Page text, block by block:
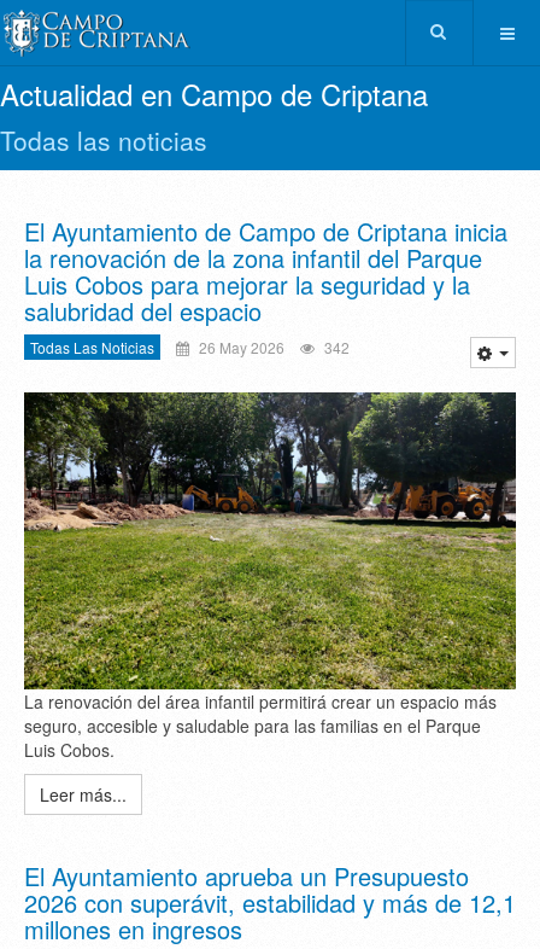
Actualidad en Campo de Criptana
Todas las noticias
El Ayuntamiento de Campo de Criptana inicia
la renovación de la zona infantil del Parque
Luis Cobos para mejorar la seguridad y la
salubridad del espacio
Todas Las Noticias 26 May 2026 342
La renovación del área infantil permitirá crear un espacio más
seguro, accesible y saludable para las familias en el Parque
Luis Cobos.
Leer más...
El Ayuntamiento aprueba un Presupuesto
2026 con superávit, estabilidad y más de 12,1
millones en ingresos